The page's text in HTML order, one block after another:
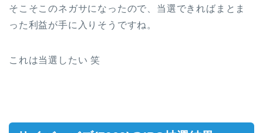
そこそこのネガサになったので、当選できればまとま
った利益が手に入りそうですね。
これは当選したい 笑